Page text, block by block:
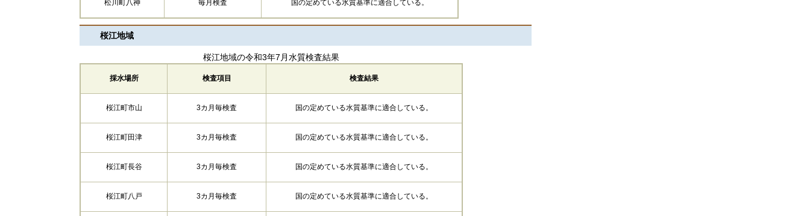
松川町八神 毎月検査 国の定めている水質基準に適合している。
桜江地域
桜江地域の令和3年7月水質検査結果
採水場所 検査項目 検査結果
桜江町市山 3カ月毎検査 国の定めている水質基準に適合している。
桜江町田津 3カ月毎検査 国の定めている水質基準に適合している。
桜江町長谷 3カ月毎検査 国の定めている水質基準に適合している。
桜江町八戸 3カ月毎検査 国の定めている水質基準に適合している。